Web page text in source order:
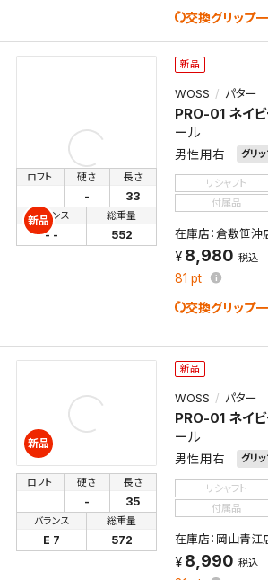
交換グリップ
新品
新品
WOSS パター
PRO-01 ネイ
ール
男性用右 グリ
ロフト 硬さ
-
長さ
33
バランス
- -
総重量
552
リシャフト
付属品
在庫店：倉敷笹沖
8,980 税込
81 pt
交換グリップ
新品
新品
WOSS パター
PRO-01 ネイ
ール
男性用右 グリ
ロフト 硬さ
-
長さ
35
バランス
E 7
総重量
572
リシャフト
付属品
在庫店：岡山青江
8,990 税込